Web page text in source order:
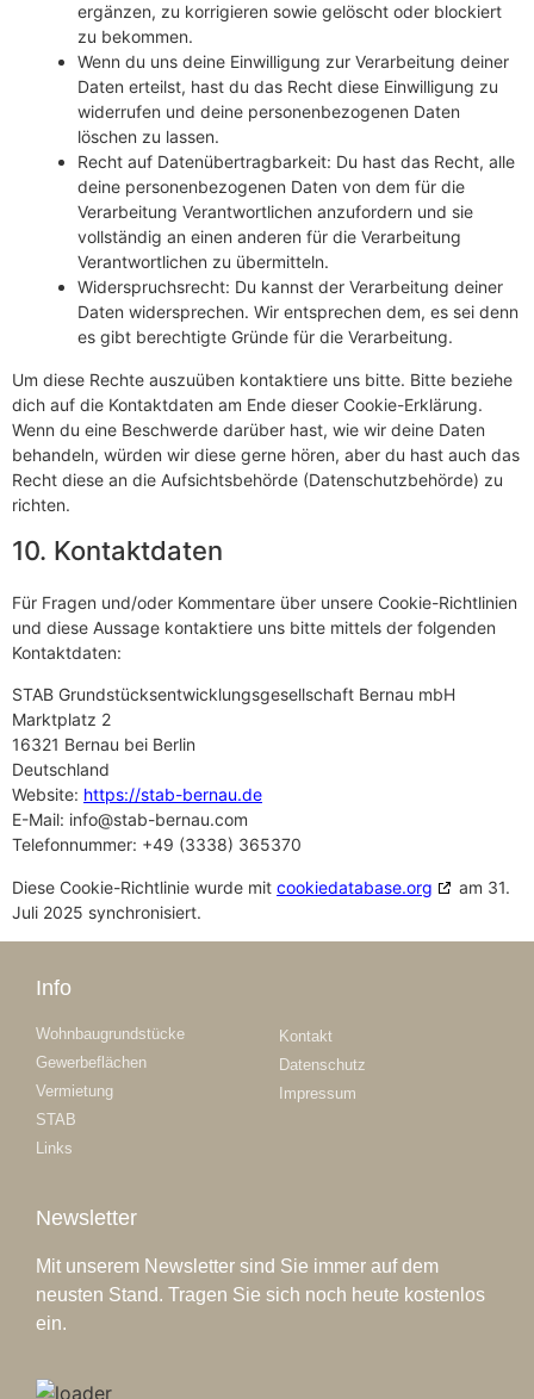
ergänzen, zu korrigieren sowie gelöscht oder blockiert
zu bekommen.
Wenn du uns deine Einwilligung zur Verarbeitung deiner
Daten erteilst, hast du das Recht diese Einwilligung zu
widerrufen und deine personenbezogenen Daten
löschen zu lassen.
Recht auf Datenübertragbarkeit: Du hast das Recht, alle
deine personenbezogenen Daten von dem für die
Verarbeitung Verantwortlichen anzufordern und sie
vollständig an einen anderen für die Verarbeitung
Verantwortlichen zu übermitteln.
Widerspruchsrecht: Du kannst der Verarbeitung deiner
Daten widersprechen. Wir entsprechen dem, es sei denn
es gibt berechtigte Gründe für die Verarbeitung.
Um diese Rechte auszuüben kontaktiere uns bitte. Bitte beziehe
dich auf die Kontaktdaten am Ende dieser Cookie-Erklärung.
Wenn du eine Beschwerde darüber hast, wie wir deine Daten
behandeln, würden wir diese gerne hören, aber du hast auch das
Recht diese an die Aufsichtsbehörde (Datenschutzbehörde) zu
richten.
10. Kontaktdaten
Für Fragen und/oder Kommentare über unsere Cookie-Richtlinien
und diese Aussage kontaktiere uns bitte mittels der folgenden
Kontaktdaten:
STAB Grundstücksentwicklungsgesellschaft Bernau mbH
Marktplatz 2
16321 Bernau bei Berlin
Deutschland
Website: https://stab-bernau.de
E-Mail: info@stab-bernau.com
Telefonnummer: +49 (3338) 365370
Diese Cookie-Richtlinie wurde mit cookiedatabase.org
am 31.
Juli 2025 synchronisiert.
Info
Wohnbaugrundstücke
Gewerbeflächen
Vermietung
STAB
Links
Kontakt
Datenschutz
Impressum
Newsletter
Mit unserem Newsletter sind Sie immer auf dem
neusten Stand. Tragen Sie sich noch heute kostenlos
ein.